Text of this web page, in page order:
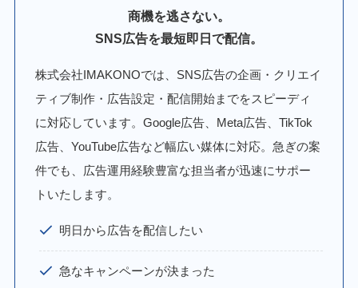
商機を逃さない。
SNS広告を最短即日で配信。
株式会社IMAKONOでは、SNS広告の企画・クリエイ
ティブ制作・広告設定・配信開始までをスピーディ
に対応しています。Google広告、Meta広告、TikTok
広告、YouTube広告など幅広い媒体に対応。急ぎの案
件でも、広告運用経験豊富な担当者が迅速にサポー
トいたします。
明日から広告を配信したい
急なキャンペーンが決まった